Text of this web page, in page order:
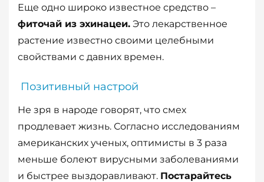
Еще одно широко известное средство –
фиточай из эхинацеи. Это лекарственное
растение известно своими целебными
свойствами с давних времен.
Позитивный настрой
Не зря в народе говорят, что смех
продлевает жизнь. Согласно исследованиям
американских ученых, оптимисты в 3 раза
меньше болеют вирусными заболеваниями
и быстрее выздоравливают. Постарайтесь